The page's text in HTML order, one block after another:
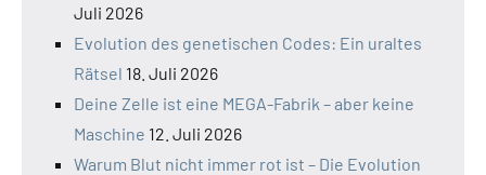
Juli 2026
Evolution des genetischen Codes: Ein uraltes
Rätsel 18. Juli 2026
Deine Zelle ist eine MEGA-Fabrik – aber keine
Maschine 12. Juli 2026
Warum Blut nicht immer rot ist – Die Evolution